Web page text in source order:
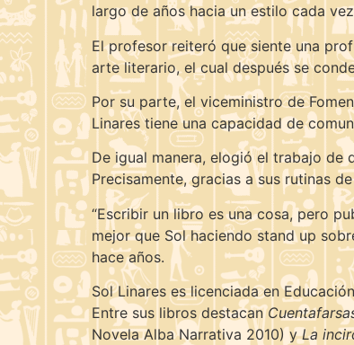
largo de años hacia un estilo cada
El profesor reiteró que siente una
arte literario, el cual después se
Por su parte, el viceministro de
Linares tiene una capacidad de
De igual manera, elogió el trabajo de
Precisamente, gracias a sus rutinas
“Escribir un libro es una cosa, pero
mejor que Sol haciendo stand up
hace años.
Sol Linares es licenciada en
Entre sus libros destacan
Novela Alba Narrativa 2010) yLa